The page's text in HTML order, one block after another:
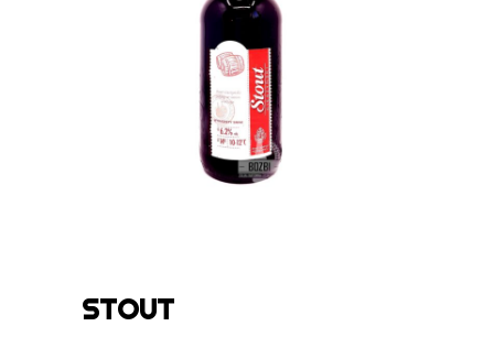
STOUT